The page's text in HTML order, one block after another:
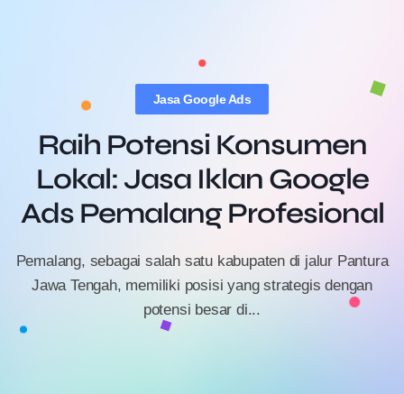
Jasa Google Ads
Raih Potensi Konsumen
Lokal: Jasa Iklan Google
Ads Pemalang Profesional
Pemalang, sebagai salah satu kabupaten di jalur Pantura
Jawa Tengah, memiliki posisi yang strategis dengan
potensi besar di...